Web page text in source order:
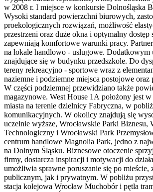
w 2008 r. I miejsce w konkursie Dolnośląska
Wysoki standard powierzchni biurowych,
proekologicznych rozwiązań, możliwość
przestrzeni oraz duże okna i optymalny dostęp
zapewniają komfortowe warunki pracy.
na lokale handlowo - usługowe. Dodatkowym
znajdujące się w budynku przedszkole. Do
tereny rekreacyjno - sportowe wraz z
naziemne i podziemne miejsca postojowe
W części podziemnej przewidziano także
magazynowe. West House 1A położony jest
miasta na terenie dzielnicy Fabryczna, w
komunikacyjnych. W okolicy znajdują się
uczelnie wyższe, Wrocławskie Parki Biznesu,
Technologiczny i Wrocławski Park
centrum handlowe Magnolia Park, jedno z
na Dolnym Śląsku. Biznesowe otoczenie
firmy, dostarcza inspiracji i motywacji do
umożliwia sprawne poruszanie się po mieście,
publicznym, jak i prywatnym. W pobliżu
stacja kolejowa Wrocław Muchobór i pętla